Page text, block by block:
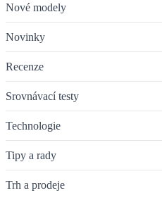
Nové modely
Novinky
Recenze
Srovnávací testy
Technologie
Tipy a rady
Trh a prodeje